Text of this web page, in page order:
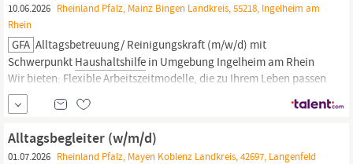
10.06.2026 Rheinland Pfalz, Mainz Bingen Landkreis, 55218, Ingelheim am
Rhein
GFA Alltagsbetreuung/ Reinigungskraft (m/w/d) mit
Schwerpunkt Haushaltshilfe in Umgebung Ingelheim am Rhein
Wir bieten: Flexible Arbeitszeitmodelle, die zu Ihrem Leben passen
– ob Minijob oder Teilzeit Wertschätzung, die wächst: Ihre
Vergütung steigt mit zunehmender Betriebszugehörigkeit
Eigenverantwortliches Arbeiten direkt bei den Kunden vor Ort
Eine...
Alltagsbegleiter (w/m/d)
01.07.2026 Rheinland Pfalz, Mayen Koblenz Landkreis, 42697, Langenfeld